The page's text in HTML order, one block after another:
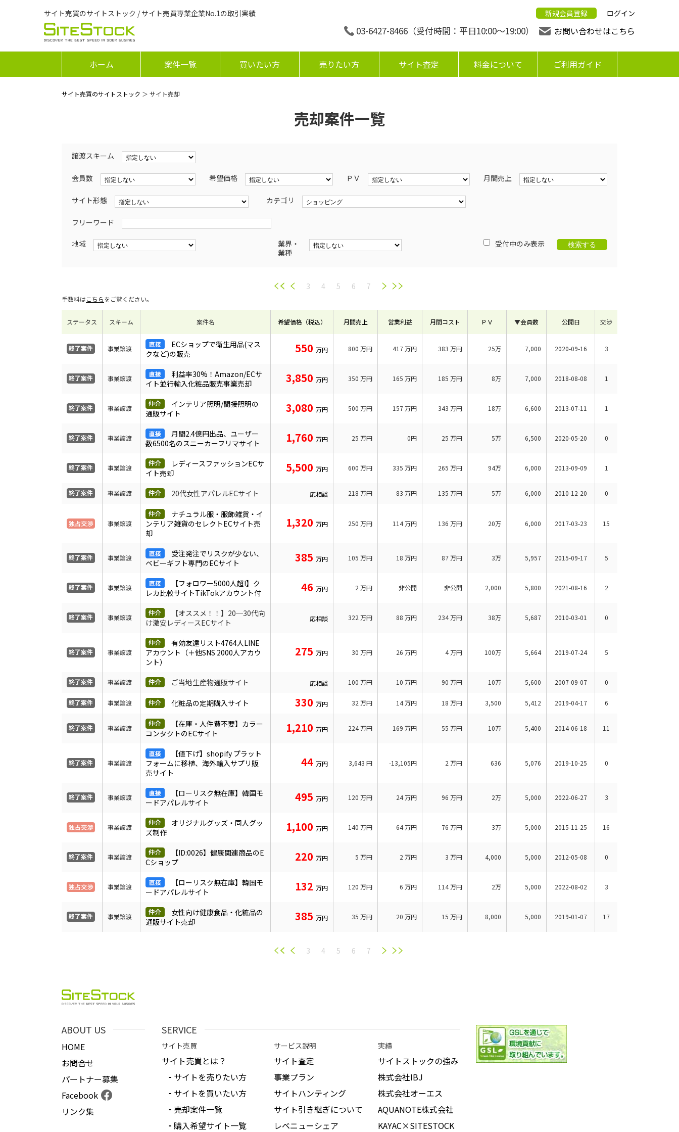
サイト売買のサイトストック / サイト売買専業企業No.1の取引実績 新規会員登録 ログイン
03-6427-8466 （受付時間：平日10:00〜19:00） お問い合わせはこちら
ホーム 案件一覧 買いたい方 売りたい方 サイト査定 料金について ご利用ガイド
サイト売買のサイトストック ＞ サイト売却
売却案件一覧
譲渡スキーム
会員数 希望価格 ＰＶ 月間売上
サイト形態 カテゴリ
フリーワード
地域
業界・
業種
受付中のみ表示
3 4 5 6 7
手数料はこちらをご覧ください。
ステータス スキーム 案件名 希望価格（税込） 月間売上 営業利益 月間コスト ＰＶ ▼会員数 公開日 交渉
事業譲渡
ECショップで衛生用品(マス
クなど)の販売
550 万円 800 万円 417万円 383 万円 25万 7,000 2020-09-16 3
事業譲渡
利益率30%！Amazon/ECサ
イト並行輸入化粧品販売事業売却
3,850 万円 350 万円 165 万円 185 万円 8万 7,000 2018-08-08 1
事業譲渡
インテリア照明/間接照明の
通販サイト
3,080 万円 500 万円 157万円 343 万円 18万 6,600 2013-07-11 1
事業譲渡
月間2.4億円出品、ユーザー
数6500名のスニーカーフリマサイト
1,760 万円 25 万円 0円 25 万円 5万 6,500 2020-05-20 0
事業譲渡
レディースファッションECサ
イト売却
5,500 万円 600 万円 335 万円 265 万円 94万 6,000 2013-09-09 1
事業譲渡 20代女性アパレルECサイト 応相談 218 万円 83 万円 135 万円 5万 6,000 2010-12-20 0
事業譲渡
ナチュラル服・服飾雑貨・イ
ンテリア雑貨のセレクトECサイト売
却
1,320 万円 250 万円 114万円 136 万円 20万 6,000 2017-03-23 15
事業譲渡
受注発注でリスクが少ない、
ベビーギフト専門のECサイト
385 万円 105 万円 18 万円 87万円 3万 5,957 2015-09-17 5
事業譲渡
【フォロワー5000人超!】ク
レカ比較サイトTikTokアカウント付
46 万円 2 万円 非公開 非公開 2,000 5,800 2021-08-16 2
事業譲渡
【オススメ！！】20─30代向
け激安レディースECサイト
応相談 322 万円 88 万円 234万円 38万 5,687 2010-03-01 0
事業譲渡
有効友達リスト4764人LINE
アカウント（＋他SNS 2000人アカウ
ント）
275 万円 30 万円 26 万円 4万円 100万 5,664 2019-07-24 5
事業譲渡 ご当地生産物通販サイト 応相談 100 万円 10 万円 90 万円 10万 5,600 2007-09-07 0
事業譲渡 化粧品の定期購入サイト 330 万円 32 万円 14万円 18 万円 3,500 5,412 2019-04-17 6
事業譲渡
【在庫・人件費不要】カラー
コンタクトのECサイト
1,210 万円 224万円 169 万円 55 万円 10万 5,400 2014-06-18 11
事業譲渡
【値下げ】shopify プラット
フォームに移植、海外輸入サプリ販
売サイト
44 万円 3,643 円 -13,105円 2 万円 636 5,076 2019-10-25 0
事業譲渡
【ローリスク無在庫】韓国モ
ードアパレルサイト
495 万円 120 万円 24万円 96 万円 2万 5,000 2022-06-27 3
事業譲渡
オリジナルグッズ・同人グッ
ズ制作
1,100 万円 140 万円 64万円 76 万円 3万 5,000 2015-11-25 16
事業譲渡
【ID:0026】健康関連商品のE
Cショップ
220 万円 5 万円 2 万円 3 万円 4,000 5,000 2012-05-08 0
事業譲渡
【ローリスク無在庫】韓国モ
ードアパレルサイト
132 万円 120 万円 6 万円 114万円 2万 5,000 2022-08-02 3
事業譲渡
女性向け健康食品・化粧品の
通販サイト売却
385 万円 35 万円 20 万円 15 万円 8,000 5,000 2019-01-07 17
3 4 5 6 7
ABOUT US
HOME
お問合せ
パートナー募集
Facebook
リンク集
SERVICE
サイト売買
サイト売買とは？
サイトを売りたい方
サイトを買いたい方
売却案件一覧
購入希望サイト一覧
サービス説明
サイト査定
事業プラン
サイトハンティング
サイト引き継ぎについて
レベニューシェア
実績
サイトストックの強み
株式会社IBJ
株式会社オーエス
AQUANOTE株式会社
KAYAC×SITESTOCK